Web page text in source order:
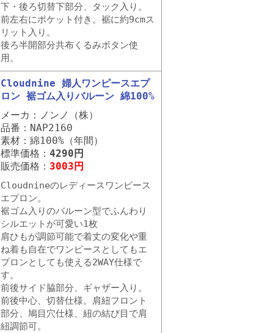
下・後ろ切替下部分、タック入り。
前左右にポケット付き。裾に約9cmス
リット入り。
後ろ半開部分共布くるみボタン使
用。
Cloudnine 婦人ワンピースエプ
ロン 裾ゴム入りバルーン 綿100%
メーカ：ノンノ（株）
品番：NAP2160
素材：綿100%（年間）
標準価格： 4290円
販売価格： 3003円
Cloudnineのレディースワンピース
エプロン。
裾ゴム入りのバルーン型でふんわり
シルエットが可愛い1枚
肩ひもが調節可能で着丈の変化や重
ね着も自在でワンピースとしてもエ
プロンとしても使える2WAY仕様で
す。
前後サイド脇部分、ギャザー入り。
前後中心、切替仕様。肩紐フロント
部分、鳩目穴仕様、紐の結び目で肩
紐調節可。